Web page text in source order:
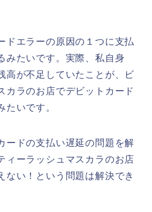
ドエラーの原因の１つに支払
みたいです。実際、私自身
高が不足していたことが、ビ
カラのお店でデビットカード
たいです。
ードの支払い遅延の問題を解
ィーラッシュマスカラのお店
ない！という問題は解決でき